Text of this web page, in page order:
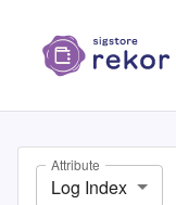
Attribute
Log Index